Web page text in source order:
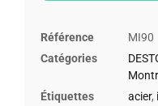
Référence
MI90
Catégories
Étiquettes
acier,